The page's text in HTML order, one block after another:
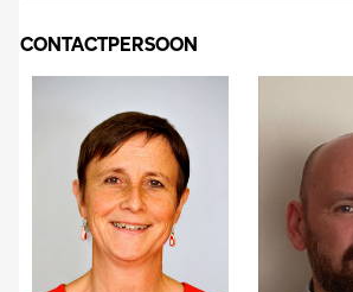
CONTACTPERSOON